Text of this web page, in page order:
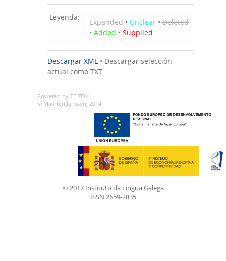
Leyenda:
Expanded • Unclear • Deleted
• Added • Supplied
Descargar XML • Descargar selección
actual como TXT
Powered by TEITOK
© Maarten Janssen, 2014
© 2017 Instituto da Lingua Galega
ISSN 2659-2835